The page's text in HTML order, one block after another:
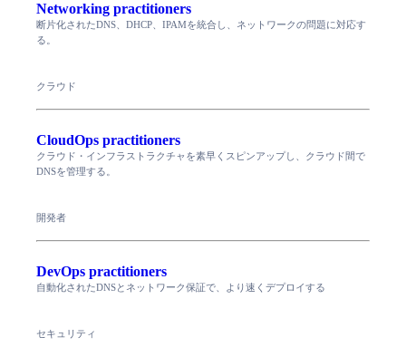
Networking practitioners
断片化されたDNS、DHCP、IPAMを統合し、ネットワークの問題に対応す
る。
クラウド
CloudOps practitioners
クラウド・インフラストラクチャを素早くスピンアップし、クラウド間で
DNSを管理する。
開発者
DevOps practitioners
自動化されたDNSとネットワーク保証で、より速くデプロイする
セキュリティ